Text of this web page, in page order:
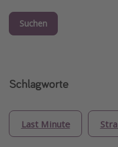
Suchen
Schlagworte
Last Minute